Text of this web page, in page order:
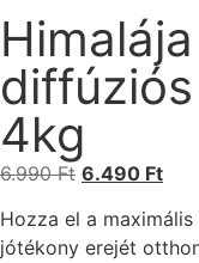
4kg
6.990Ft 6.490 Ft
Hozza el a
jótékony erejét